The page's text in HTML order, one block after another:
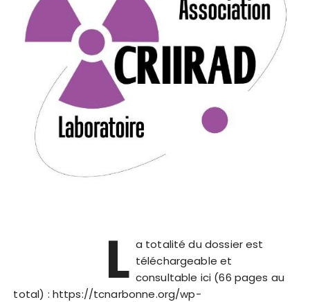
L a totalité du dossier est
téléchargeable et
consultable ici (66 pages au
total) : https://tcnarbonne.org/wp-